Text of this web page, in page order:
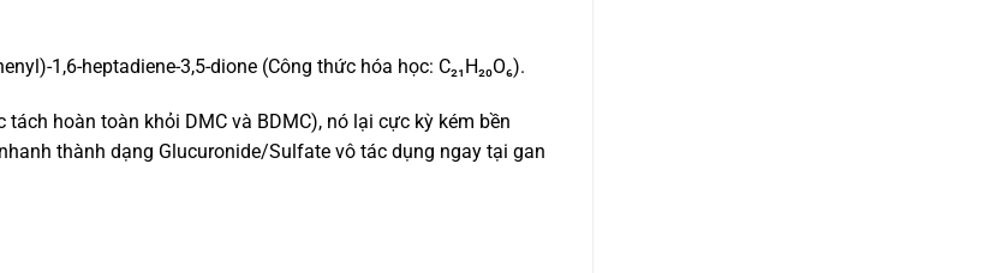
1,6-heptadiene-3,5-dione (Công thức hóa học: C₂₁H₂₀O₆).
hoàn toàn khỏi DMC và BDMC), nó lại cực kỳ kém bền
thành dạng Glucuronide/Sulfate vô tác dụng ngay tại gan